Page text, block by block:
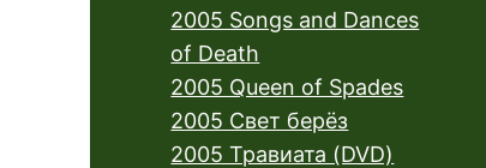
2005 Songs and Dances
of Death
2005 Queen of Spades
2005 Свет берёз
2005 Травиата (DVD)